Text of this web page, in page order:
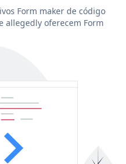
Form maker de código
allegedly oferecem Form